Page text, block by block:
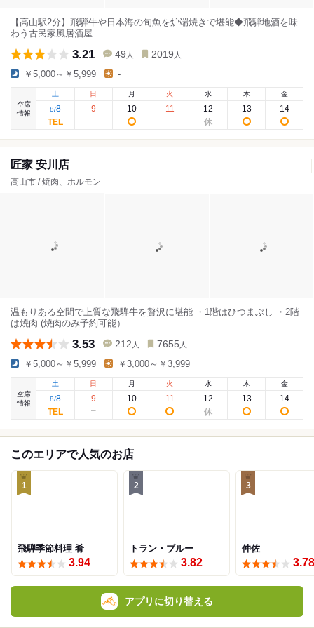
【高山駅2分】飛騨牛や日本海の旬魚を炉端焼きで堪能◆飛騨地酒を味
わう古民家風居酒屋
3.21 49 人 2019 人
￥5,000～￥5,999 -
空席
情報
土
8/8
日
9
月
10
火
11
水
12
木
13
金
14
匠家 安川店
高山市 / 焼肉、ホルモン
温もりある空間で上質な飛騨牛を贅沢に堪能 ・1階はひつまぶし ・2階
は焼肉 (焼肉のみ予約可能）
3.53 212 人 7655 人
￥5,000～￥5,999 ￥3,000～￥3,999
空席
情報
土
8/8
日
9
月
10
火
11
水
12
木
13
金
14
このエリアで人気のお店
1
飛騨季節料理 肴
3.94
2
トラン・ブルー
3.82
3
仲佐
3.78
アプリに切り替える